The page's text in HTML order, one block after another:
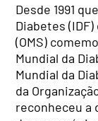
Desde 1991
Diabetes
(OMS)
Mundial da
Mundial da
da
reconheceu a